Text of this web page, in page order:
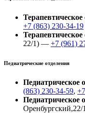
+7 (863) 230-34-19
22/1) — +7 (961)
Педиатрические отделения
Педиатрическое
(863) 230-34-59,
Педиатрическое